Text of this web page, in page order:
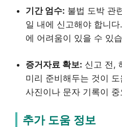
기간 엄수: 불법 도박 관
일 내에 신고해야 합니
에 어려움이 있을 수 있
증거자료 확보: 신고 전,
미리 준비해두는 것이
사진이나 문자 기록이
추가 도움 정보